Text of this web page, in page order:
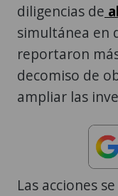
diligencias de
simultánea en
reportaron
decomiso de
ampliar las
Las acciones